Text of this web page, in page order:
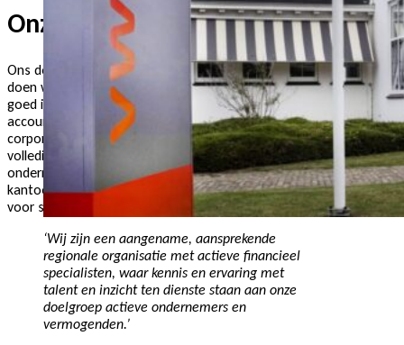
Onze missie
Ons doel is om de cliënt financieel te ontzorgen. Dit
doen we door ons te focussen op datgene waar wij
goed in zijn. Ofwel, onze vijf kern disciplines:
accountancy, belastingadvies, audit & assurance,
corporate finance en salarisadministratie. Zo kunt u zich
volledig richten op datgene waar u goed in bent:
ondernemen! De missie die wij nastreven binnen ons
kantoor is leidend en kenmerkt waar wij als organisatie
voor staan:
‘Wij zijn een aangename, aansprekende
regionale organisatie met actieve financieel
specialisten, waar kennis en ervaring met
talent en inzicht ten dienste staan aan onze
doelgroep actieve ondernemers en
vermogenden.’